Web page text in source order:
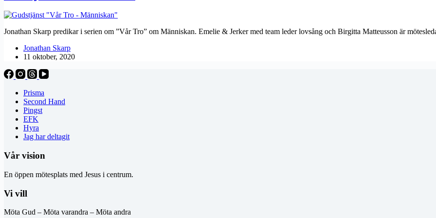
Jonathan Skarp predikar i serien om ”Vår Tro” om Människan. Emelie & Jerker med team leder lovsång och Birgitta Matteusson är
Jonathan Skarp
11 oktober, 2020
Prisma
Second Hand
Pingst
EFK
Hyra
Jag har deltagit
Vår vision
En öppen mötesplats med Jesus i centrum.
Vi vill
Möta Gud – Möta varandra – Möta andra